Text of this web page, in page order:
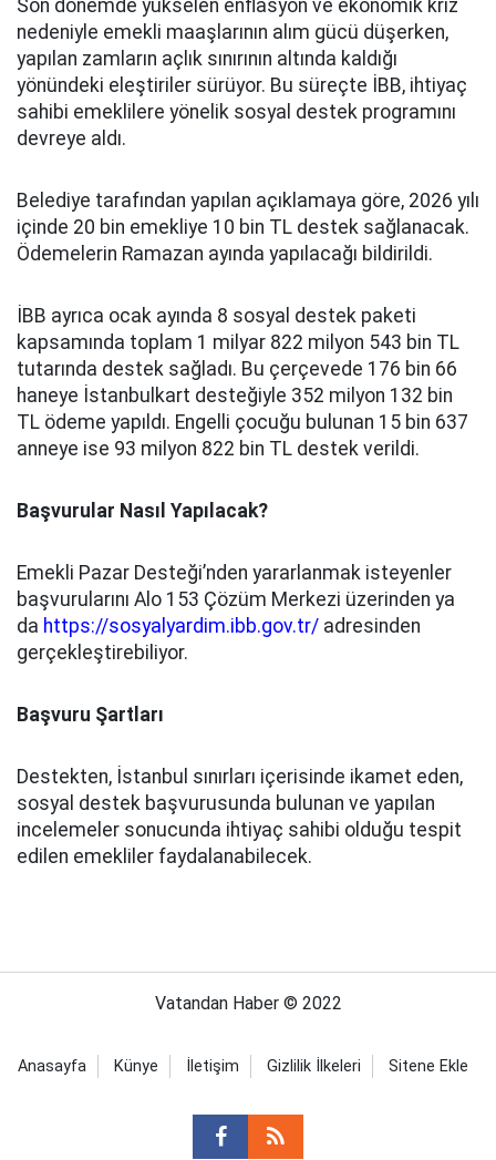
Son dönemde yükselen enflasyon ve ekonomik kriz
nedeniyle emekli maaşlarının alım gücü düşerken,
yapılan zamların açlık sınırının altında kaldığı
yönündeki eleştiriler sürüyor. Bu süreçte İBB, ihtiyaç
sahibi emeklilere yönelik sosyal destek programını
devreye aldı.
Belediye tarafından yapılan açıklamaya göre, 2026 yılı
içinde 20 bin emekliye 10 bin TL destek sağlanacak.
Ödemelerin Ramazan ayında yapılacağı bildirildi.
İBB ayrıca ocak ayında 8 sosyal destek paketi
kapsamında toplam 1 milyar 822 milyon 543 bin TL
tutarında destek sağladı. Bu çerçevede 176 bin 66
haneye İstanbulkart desteğiyle 352 milyon 132 bin
TL ödeme yapıldı. Engelli çocuğu bulunan 15 bin 637
anneye ise 93 milyon 822 bin TL destek verildi.
Başvurular Nasıl Yapılacak?
Emekli Pazar Desteği’nden yararlanmak isteyenler
başvurularını Alo 153 Çözüm Merkezi üzerinden ya
da https://sosyalyardim.ibb.gov.tr/ adresinden
gerçekleştirebiliyor.
Başvuru Şartları
Destekten, İstanbul sınırları içerisinde ikamet eden,
sosyal destek başvurusunda bulunan ve yapılan
incelemeler sonucunda ihtiyaç sahibi olduğu tespit
edilen emekliler faydalanabilecek.
Vatandan Haber © 2022
Anasayfa Künye İletişim Gizlilik İlkeleri Sitene Ekle